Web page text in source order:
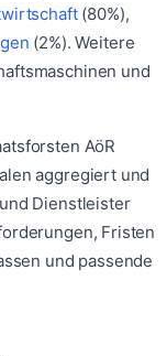
(80%),
(2%). Weitere
und
AöR
aggregiert und
Dienstleister
Fristen
und passende